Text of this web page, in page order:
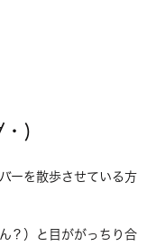
)
ーを散歩させている方
？）と目ががっちり合